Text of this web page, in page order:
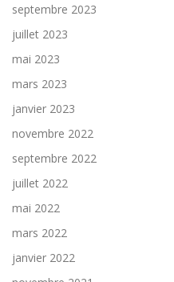
septembre 2023
juillet 2023
mai 2023
mars 2023
janvier 2023
novembre 2022
septembre 2022
juillet 2022
mai 2022
mars 2022
janvier 2022